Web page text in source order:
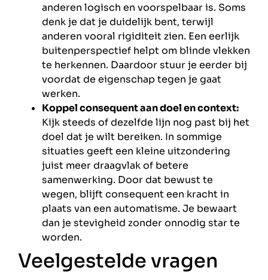
anderen logisch en voorspelbaar is. Soms
denk je dat je duidelijk bent, terwijl
anderen vooral rigiditeit zien. Een eerlijk
buitenperspectief helpt om blinde vlekken
te herkennen. Daardoor stuur je eerder bij
voordat de eigenschap tegen je gaat
werken.
Koppel consequent aan doel en context:
Kijk steeds of dezelfde lijn nog past bij het
doel dat je wilt bereiken. In sommige
situaties geeft een kleine uitzondering
juist meer draagvlak of betere
samenwerking. Door dat bewust te
wegen, blijft consequent een kracht in
plaats van een automatisme. Je bewaart
dan je stevigheid zonder onnodig star te
worden.
Veelgestelde vragen